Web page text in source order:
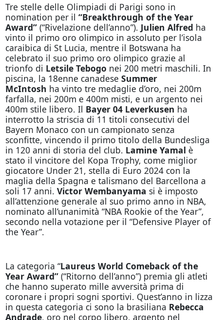
Tre stelle delle Olimpiadi di Parigi sono in
nomination per il “Breakthrough of the Year
Award”(“Rivelazione dell’anno”). Julien Alfred ha
vinto il primo oro olimpico in assoluto per l’isola
caraibica di St Lucia, mentre il Botswana ha
celebrato il suo primo oro olimpico grazie al
trionfo di Letsile Tebogo nei 200 metri maschili. In
piscina, la 18enne canadese Summer
McIntosh ha vinto tre medaglie d’oro, nei 200m
farfalla, nei 200m e 400m misti, e un argento nei
400m stile libero. Il Bayer 04 Leverkusen ha
interrotto la striscia di 11 titoli consecutivi del
Bayern Monaco con un campionato senza
sconfitte, vincendo il primo titolo della Bundesliga
in 120 anni di storia del club. Lamine Yamal è
stato il vincitore del Kopa Trophy, come miglior
giocatore Under 21, stella di Euro 2024 con la
maglia della Spagna e talismano del Barcellona a
soli 17 anni. Victor Wembanyama si è imposto
all’attenzione generale al suo primo anno in NBA,
nominato all’unanimità “NBA Rookie of the Year”,
secondo nella votazione per il “Defensive Player of
the Year”.
La categoria “Laureus World Comeback of the
Year Award”(“Ritorno dell’anno”) premia gli atleti
che hanno superato mille avversità prima di
coronare i propri sogni sportivi. Quest’anno in lizza
in questa categoria ci sono la brasiliana Rebecca
Andrade, oro nel corpo libero, argento nel